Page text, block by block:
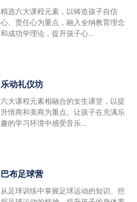
精选六大课程元素，以铸造孩子自信
心、责任心为重点，融入全纳教育理念
和成功学理论，提升孩子心...
乐动礼仪坊
六大课程元素相融合的女生课堂，以提
升情商和美商为重点。让孩子在充满乐
趣的学习环境中感受音乐...
巴布足球营
从足球训练中掌握足球运动的知识、挖